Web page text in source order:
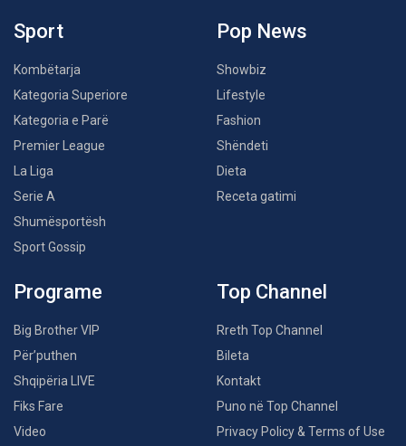
Sport
Kombëtarja
Kategoria Superiore
Kategoria e Parë
Premier League
La Liga
Serie A
Shumësportësh
Sport Gossip
Pop News
Showbiz
Lifestyle
Fashion
Shëndeti
Dieta
Receta gatimi
Programe
Big Brother VIP
Për’puthen
Shqipëria LIVE
Fiks Fare
Video
Top Channel
Rreth Top Channel
Bileta
Kontakt
Puno në Top Channel
Privacy Policy & Terms of Use